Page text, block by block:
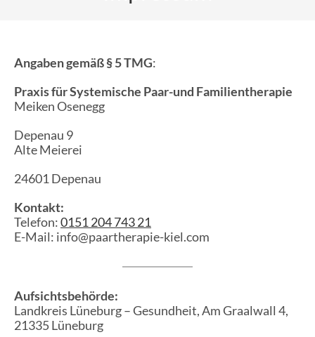
Angaben gemäß § 5 TMG:
Praxis für Systemische Paar-und Familientherapie
Meiken Osenegg
Depenau 9
Alte Meierei
24601 Depenau
Kontakt:
Telefon:0151 204 743 21
E-Mail: info@paartherapie-kiel.com
Aufsichtsbehörde:
Landkreis Lüneburg – Gesundheit, Am Graalwall 4,
21335 Lüneburg